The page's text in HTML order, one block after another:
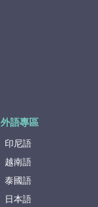
外語專區
印尼語
越南語
泰國語
日本語